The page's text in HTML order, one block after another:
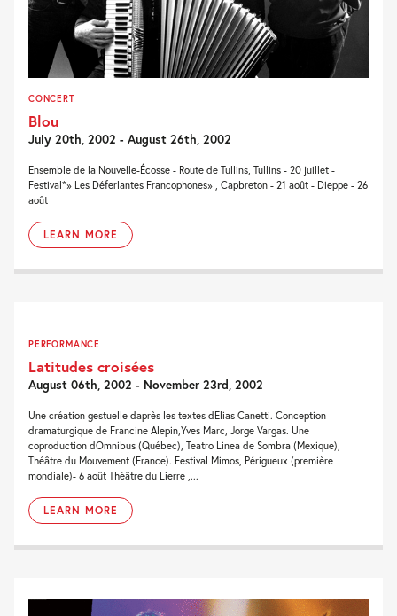
CONCERT
Blou
July 20th, 2002 - August 26th, 2002
Ensemble de la Nouvelle-Écosse - Route de Tullins, Tullins - 20 juillet -
Festival*» Les Déferlantes Francophones» , Capbreton - 21 août - Dieppe - 26
août
LEARN MORE
PERFORMANCE
Latitudes croisées
August 06th, 2002 - November 23rd, 2002
Une création gestuelle daprès les textes dElias Canetti. Conception
dramaturgique de Francine Alepin,Yves Marc, Jorge Vargas. Une
coproduction dOmnibus (Québec), Teatro Linea de Sombra (Mexique),
Théâtre du Mouvement (France). Festival Mimos, Périgueux (première
mondiale)- 6 août Théâtre du Lierre ,...
LEARN MORE